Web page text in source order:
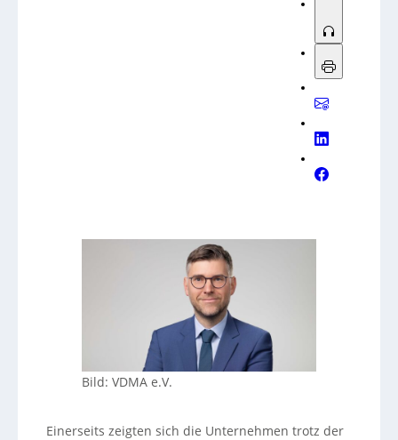
Bild: VDMA e.V.
Einerseits zeigten sich die Unternehmen trotz der